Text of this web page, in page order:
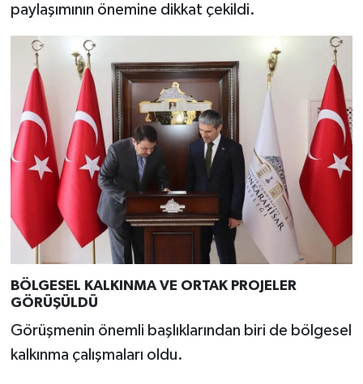
paylaşımının önemine dikkat çekildi.
BÖLGESEL KALKINMA VE ORTAK PROJELER
GÖRÜŞÜLDÜ
Görüşmenin önemli başlıklarından biri de bölgesel
kalkınma çalışmaları oldu.
Simav
Siyaset
Spor
Tavşanlı
Teknoloji
Türkiye
Video Galeri
Yaşam